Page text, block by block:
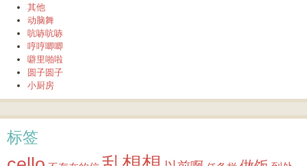
其他
动脑舞
吭哧吭哧
哼哼唧唧
噼里啪啦
圆子圆子
小厨房
标签